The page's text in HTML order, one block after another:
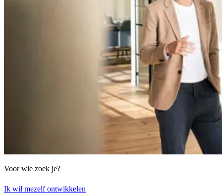
Voor wie zoek je?
Ik wil mezelf ontwikkelen